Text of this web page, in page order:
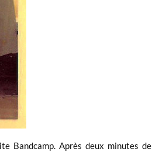
Bandcamp. Après deux minutes de